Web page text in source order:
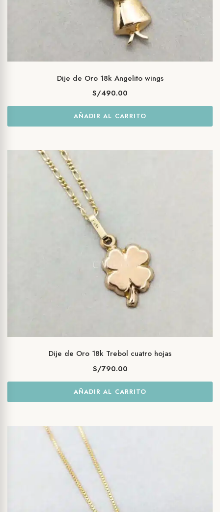
Dije de Oro 18k Angelito wings
S/490.00
AÑADIR AL CARRITO
Dije de Oro 18k Trebol cuatro hojas
S/790.00
AÑADIR AL CARRITO